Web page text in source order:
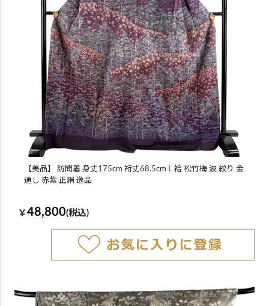
【美品】 訪問着 身丈175cm 裄丈68.5cm L 袷 松竹梅 波 絞り 金
通し 赤紫 正絹 逸品
￥ 48,800(税込)